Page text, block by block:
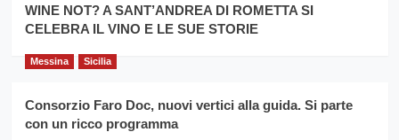
WINE NOT? A SANT’ANDREA DI ROMETTA SI
CELEBRA IL VINO E LE SUE STORIE
Messina Sicilia
Consorzio Faro Doc, nuovi vertici alla guida. Si parte
con un ricco programma